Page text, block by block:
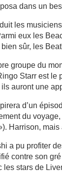
dans un
les
eux les
sûr, les
groupe du
Starr est
ils auront une
d’un
du
Harrison,
a pu profiter
contre son
les stars de